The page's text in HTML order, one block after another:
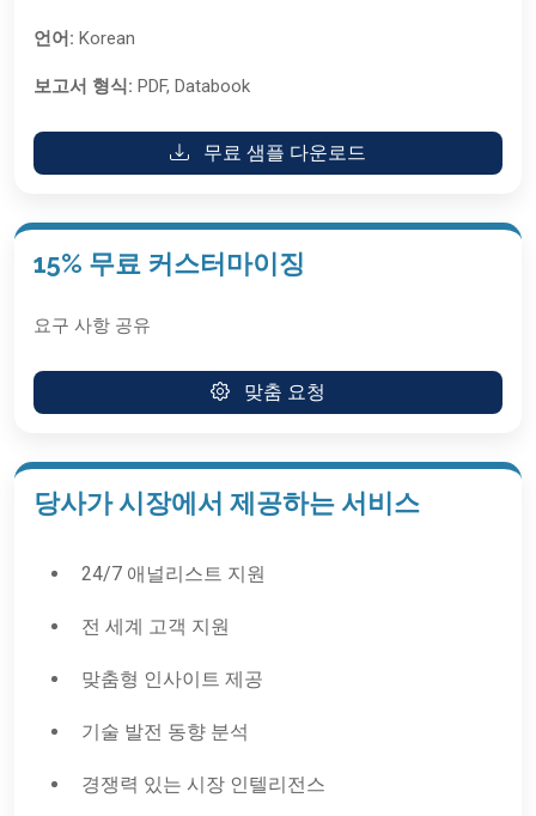
언어: Korean
보고서 형식: PDF, Databook
무료 샘플 다운로드
15% 무료 커스터마이징
요구 사항 공유
맞춤 요청
당사가 시장에서 제공하는 서비스
24/7 애널리스트 지원
전 세계 고객 지원
맞춤형 인사이트 제공
기술 발전 동향 분석
경쟁력 있는 시장 인텔리전스